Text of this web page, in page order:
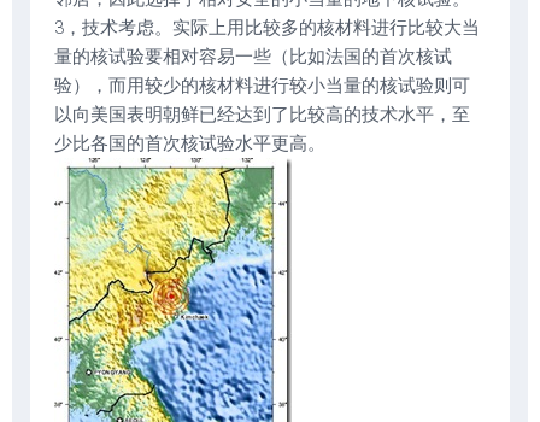
3，技术考虑。实际上用比较多的核材料进行比较大当
量的核试验要相对容易一些（比如法国的首次核试
验），而用较少的核材料进行较小当量的核试验则可
以向美国表明朝鲜已经达到了比较高的技术水平，至
少比各国的首次核试验水平更高。